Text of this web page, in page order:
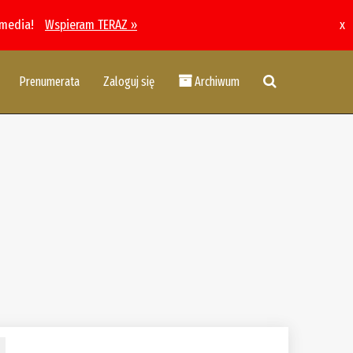
Wspieram TERAZ » x
Prenumerata Zaloguj się Archiwum